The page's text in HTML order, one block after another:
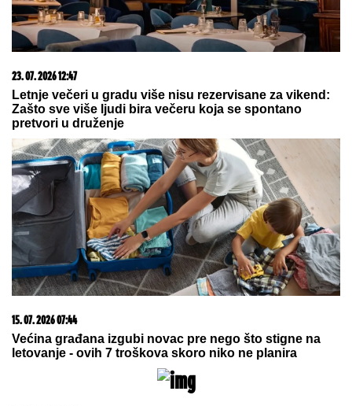
ženu varao, pa je ostavio, a sada se ponovo oženio i
uživa u ljubavi
(VIDEO) "PREPLAKALA SAM"
Nataša Bekvalac o najvećem strahu,
dotakla se i Dina Merlina: "Potpuno
ga razumem"